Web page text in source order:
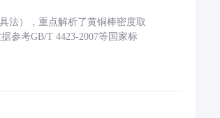
法），重点解析了黄铜棒密度取
参考GB/T 4423-2007等国家标